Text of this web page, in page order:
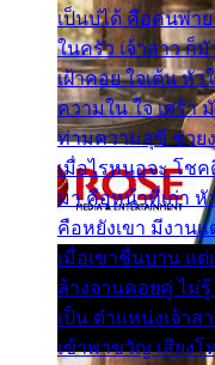
เป็นบ่ได้ คือคนพ่า
ในครัว เจ้าสาว ก็มั
เฝ้าคอย ใจเต้น หัว
ความใน ใจ เศร้า
ท่ามความสุขี ช่วย
เมื่อไรหนอจะ โช
มา คือหน้าที่เก่า หั
คือหยังเขา มีงาน
เมื่อเขาชื่นบาน แ
ล้างจานคอยคู่ ไม่
เป็น ตำแหน่งเจ้า
เข้าพาขวัญ เสียง